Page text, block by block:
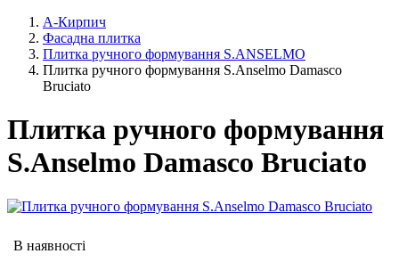
А-Кирпич
Фасадна плитка
Плитка ручного формування S.ANSELMO
Плитка ручного формування S.Anselmo Damasco
Bruciato
Плитка ручного формування
S.Anselmo Damasco Bruciato
В наявності